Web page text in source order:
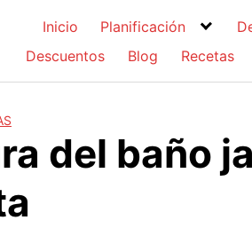
Inicio Planificación
Descuentos
Blog Recetas
del baño